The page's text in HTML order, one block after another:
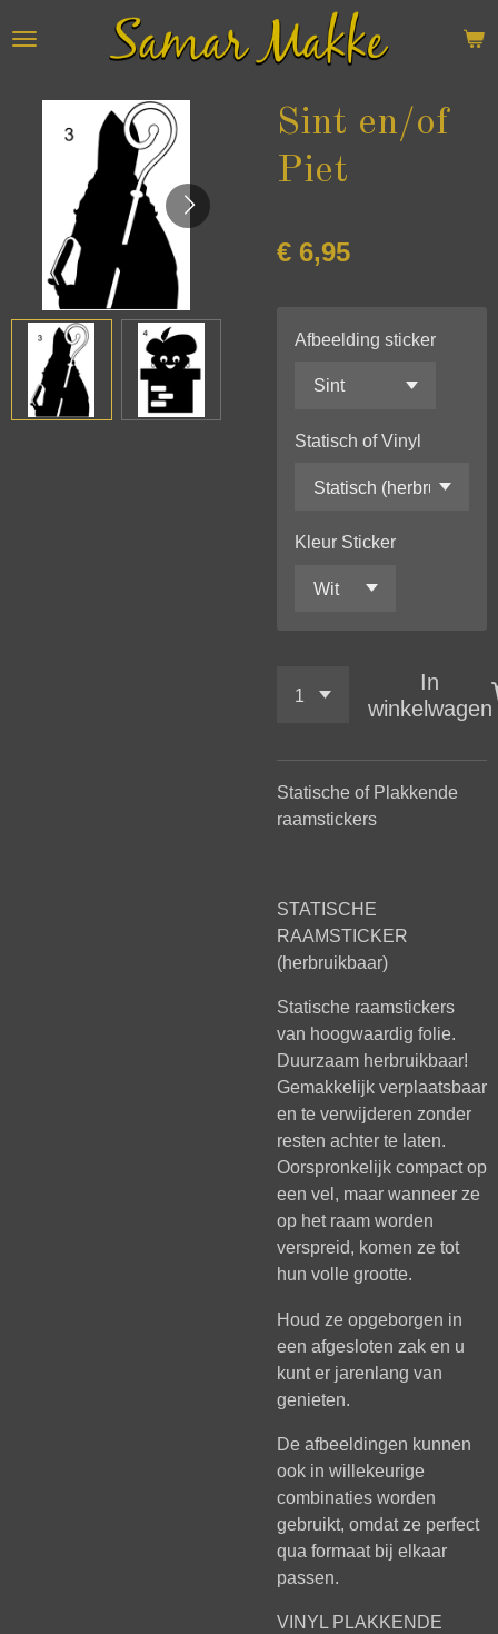
direct
hoofdinhoud
Sint en/of
Piet
€ 6,95
Afbeelding sticker
Statisch of Vinyl
Kleur Sticker
In
winkelwagen
Statische of Plakkende
raamstickers
STATISCHE
RAAMSTICKER
(herbruikbaar)
Statische raamstickers
van hoogwaardig folie.
Duurzaam herbruikbaar!
Gemakkelijk verplaatsbaar
en te verwijderen zonder
resten achter te laten.
Oorspronkelijk compact op
een vel, maar wanneer ze
op het raam worden
verspreid, komen ze tot
hun volle grootte.
Houd ze opgeborgen in
een afgesloten zak en u
kunt er jarenlang van
genieten.
De afbeeldingen kunnen
ook in willekeurige
combinaties worden
gebruikt, omdat ze perfect
qua formaat bij elkaar
passen.
VINYL PLAKKENDE